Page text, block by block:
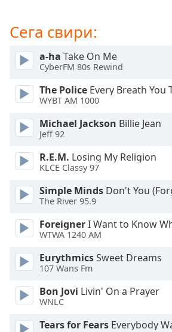
Picture-
in-
Fullscreen
This
window.
Beginning
window.
Escape
cancel
close
window.
Color
Сега свири:
a-ha Take On Me
CyberFM 80s Rewind
The Police Every Breath You
WYBT AM 1000
Michael Jackson Billie Jean
Jeff 92
R.E.M. Losing My Religion
KLCE Classy 97
Simple Minds Don't You
The River 95.9
ForeignerI Want to Know
WTWA 1240 AM
EurythmicsSweet Dreams
107 Wans Fm
Bon Jovi Livin' On a Prayer
WNLC
Tears for Fears Everybody